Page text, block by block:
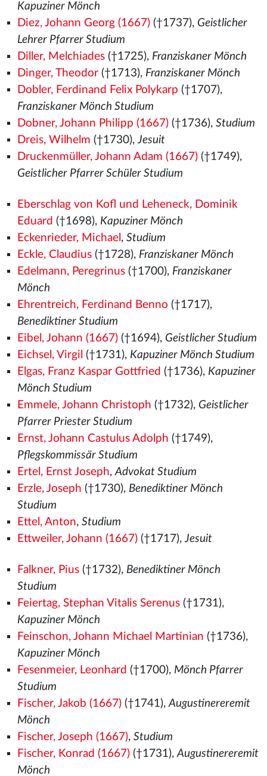
Kapuziner Mönch
Diez, Johann Georg (1667)(†1737), Geistlicher
Lehrer Pfarrer Studium
Diller, Melchiades(†1725), Franziskaner Mönch
Dinger, Theodor(†1713), Franziskaner Mönch
Dobler, Ferdinand Felix Polykarp (†1707),
Franziskaner Mönch Studium
Dobner, Johann Philipp (1667)(†1736), Studium
Dreis, Wilhelm (†1730),Jesuit
Druckenmüller, Johann Adam (1667)(†1749),
Geistlicher Pfarrer Schüler Studium
Eberschlag von Kofl und Leheneck, Dominik
Eduard (†1698), Kapuziner Mönch
Eckenrieder, Michael , Studium
Eckle, Claudius(†1728), Franziskaner Mönch
Edelmann, Peregrinus(†1700), Franziskaner
Mönch
Ehrentreich, Ferdinand Benno (†1717),
Benediktiner Studium
Eibel, Johann (1667)(†1694), Geistlicher Studium
Eichsel, Virgil (†1731), Kapuziner Mönch Studium
Elgas, Franz Kaspar Gottfried (†1736), Kapuziner
Mönch Studium
Emmele, Johann Christoph (†1732), Geistlicher
Pfarrer Priester Studium
Ernst, Johann Castulus Adolph (†1749),
Pflegskommissär Studium
Ertel, Ernst Joseph,Advokat Studium
Erzle, Joseph (†1730), Benediktiner Mönch
Studium
Ettel, Anton, Studium
Ettweiler, Johann (1667)(†1717),Jesuit
Falkner, Pius(†1732), Benediktiner Mönch
Studium
Feiertag, Stephan Vitalis Serenus(†1731),
Kapuziner Mönch
Feinschon, Johann Michael Martinian (†1736),
Kapuziner Mönch
Fesenmeier, Leonhard (†1700), Mönch Pfarrer
Studium
Fischer, Jakob (1667)(†1741),Augustinereremit
Mönch
Fischer, Joseph (1667), Studium
Fischer, Konrad (1667)(†1731),Augustinereremit
Mönch